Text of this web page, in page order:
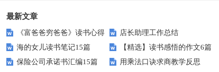
最新文章
《富爸爸穷爸爸》读书心得
店长助理工作总结
海的女儿读书笔记15篇
【精选】读书感悟的作文6篇
保险公司承诺书汇编15篇
用乘法口诀求商教学反思